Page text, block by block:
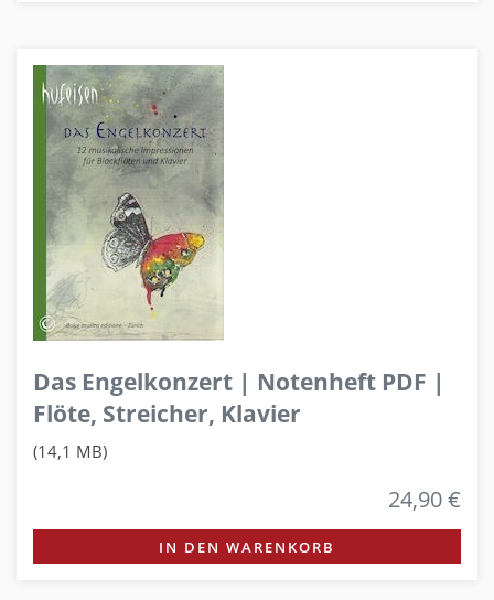
Das Engelkonzert | Notenheft PDF |
Flöte, Streicher, Klavier
(14,1 MB)
24,90 €
IN DEN WARENKORB